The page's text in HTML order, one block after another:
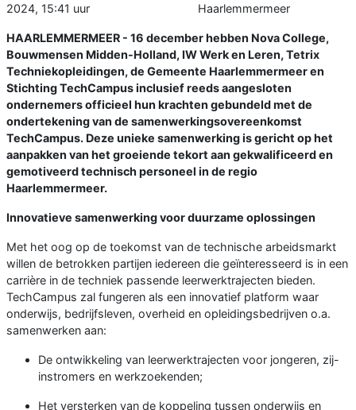
2024, 15:41 uur
Haarlemmermeer
HAARLEMMERMEER - 16 december hebben Nova College,
Bouwmensen Midden-Holland, IW Werk en Leren, Tetrix
Techniekopleidingen, de Gemeente Haarlemmermeer en
Stichting TechCampus inclusief reeds aangesloten
ondernemers officieel hun krachten gebundeld met de
ondertekening van de samenwerkingsovereenkomst
TechCampus. Deze unieke samenwerking is gericht op het
aanpakken van het groeiende tekort aan gekwalificeerd en
gemotiveerd technisch personeel in de regio
Haarlemmermeer.
Innovatieve samenwerking voor duurzame oplossingen
Met het oog op de toekomst van de technische arbeidsmarkt
willen de betrokken partijen iedereen die geïnteresseerd is in een
carrière in de techniek passende leerwerktrajecten bieden.
TechCampus zal fungeren als een innovatief platform waar
onderwijs, bedrijfsleven, overheid en opleidingsbedrijven o.a.
samenwerken aan:
De ontwikkeling van leerwerktrajecten voor jongeren, zij-
instromers en werkzoekenden;
Het versterken van de koppeling tussen onderwijs en